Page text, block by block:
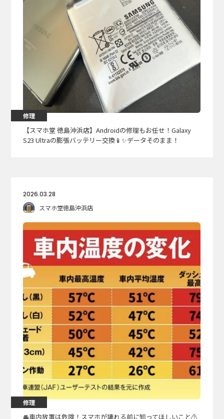
修理
【スマホ堂 徳島沖浜店】Androidの修理もお任せ！Galaxy
S23 Ultraの膨張バッテリー交換📱✨データそのまま！
2026.03.28
スマホ堂徳島沖浜店
修理
🚘️車内放置は危険！スマホが壊れる前に知ってほしいこと⚠️